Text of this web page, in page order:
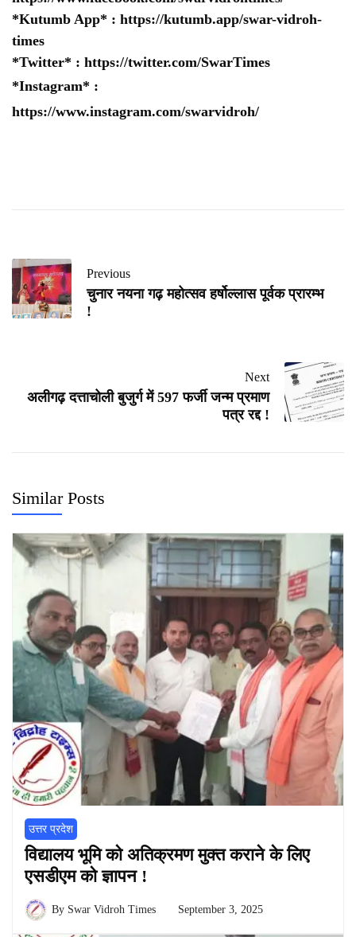
*Kutumb App* : https://kutumb.app/swar-vidroh-
times
*Twitter* : https://twitter.com/SwarTimes
*Instagram* :
https://www.instagram.com/swarvidroh/
Previous
चुनार नयना गढ़ महोत्सव हर्षोल्लास पूर्वक प्रारम्भ
!
Next
अलीगढ़ दत्ताचोली बुजुर्ग में 597 फर्जी जन्म प्रमाण
पत्र रद्द !
Similar Posts
उत्तर प्रदेश
विद्यालय भूमि को अतिक्रमण मुक्त कराने के लिए
एसडीएम को ज्ञापन !
By Swar Vidroh Times September 3, 2025